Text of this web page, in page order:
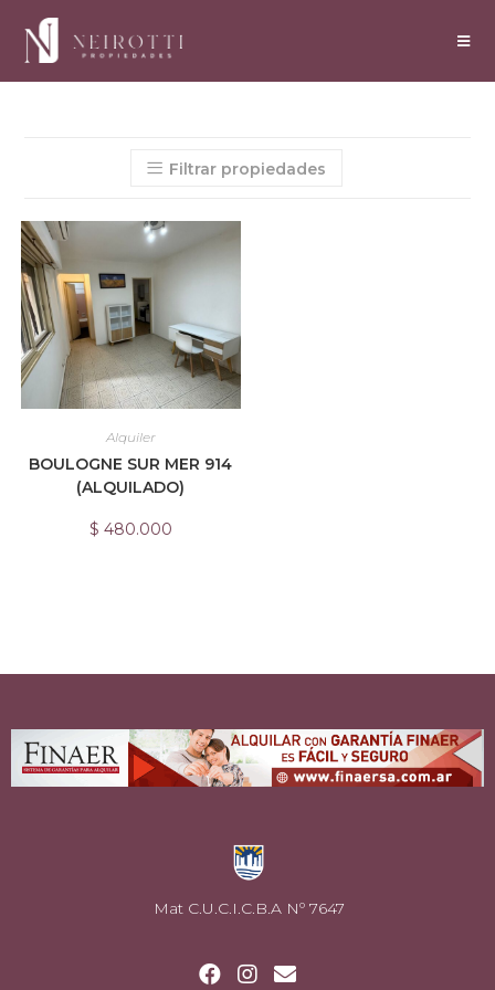
Filtrar propiedades
Alquiler
BOULOGNE SUR MER 914
(ALQUILADO)
$ 480.000
Mat C.U.C.I.C.B.A Nº 7647